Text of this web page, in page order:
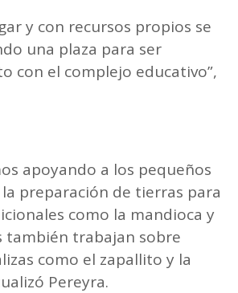
y con recursos propios se
una plaza para ser
con el complejo educativo”,
apoyando a los pequeños
preparación de tierras para
como la mandioca y
también trabajan sobre
como el zapallito y la
Pereyra.